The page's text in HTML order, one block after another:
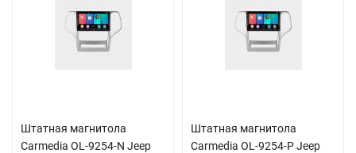
Штатная магнитола
Carmedia OL-9254-N Jeep
Штатная магнитола
Carmedia OL-9254-P Jeep